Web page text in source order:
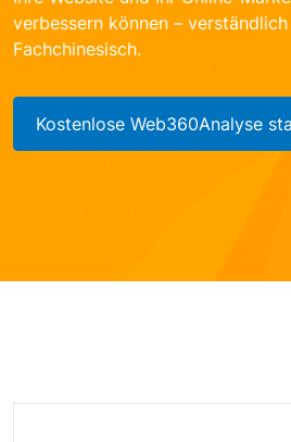
verbessern können –
Fachchinesisch.
Kostenlose Web360Analyse